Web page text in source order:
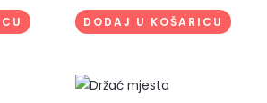
DODAJ U KOŠARICU